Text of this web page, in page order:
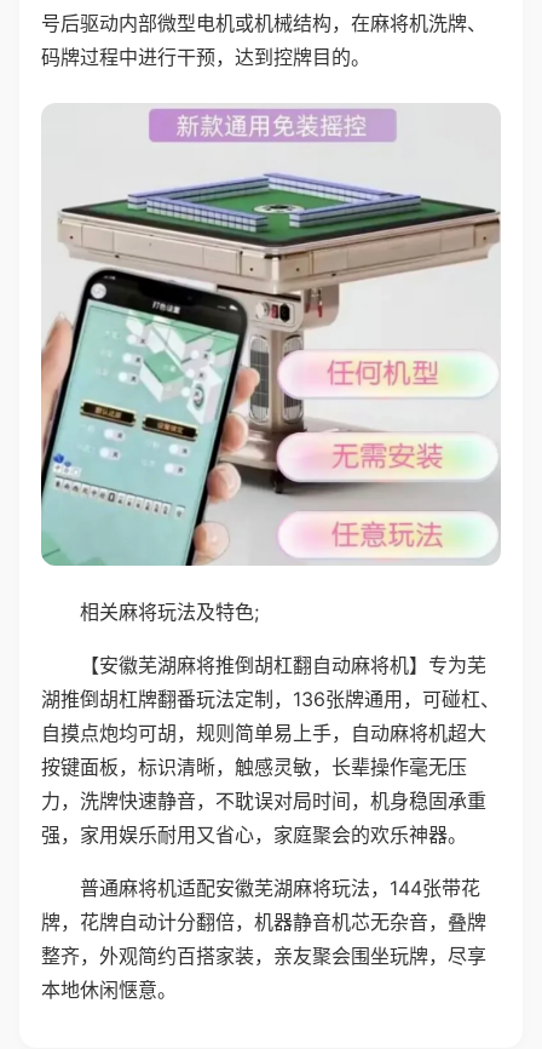
号后驱动内部微型电机或机械结构，在麻将机洗牌、
码牌过程中进行干预，达到控牌目的。
相关麻将玩法及特色;
【安徽芜湖麻将推倒胡杠翻自动麻将机】专为芜
湖推倒胡杠牌翻番玩法定制，136张牌通用，可碰杠、
自摸点炮均可胡，规则简单易上手，自动麻将机超大
按键面板，标识清晰，触感灵敏，长辈操作毫无压
力，洗牌快速静音，不耽误对局时间，机身稳固承重
强，家用娱乐耐用又省心，家庭聚会的欢乐神器。
普通麻将机适配安徽芜湖麻将玩法，144张带花
牌，花牌自动计分翻倍，机器静音机芯无杂音，叠牌
整齐，外观简约百搭家装，亲友聚会围坐玩牌，尽享
本地休闲惬意。